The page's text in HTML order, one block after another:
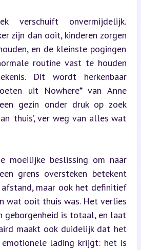
verschuift onvermijdelijk.
zijn dan ooit, kinderen zorgen
en de kleinste pogingen
routine vast te houden
Dit wordt herkenbaar
uit Nowhere* van Anne
gezin onder druk op zoek
‘thuis’, ver weg van alles wat
moeilijke beslissing om naar
grens oversteken betekent
maar ook het definitief
wat ooit thuis was. Het verlies
geborgenheid is totaal, en laat
maakt ook duidelijk dat het
emotionele lading krijgt: het is